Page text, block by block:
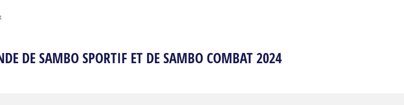
DE SAMBO SPORTIF ET DE SAMBO COMBAT 2024